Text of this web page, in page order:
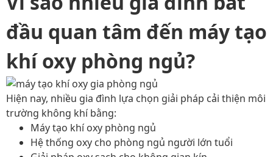
đầu quan tâm đến máy tạo
khí oxy phòng ngủ?
Hiện nay, nhiều gia đình lựa chọn giải pháp cải thiện môi
trường không khí bằng:
Máy tạo khí oxy phòng ngủ
Hệ thống oxy cho phòng ngủ người lớn tuổi